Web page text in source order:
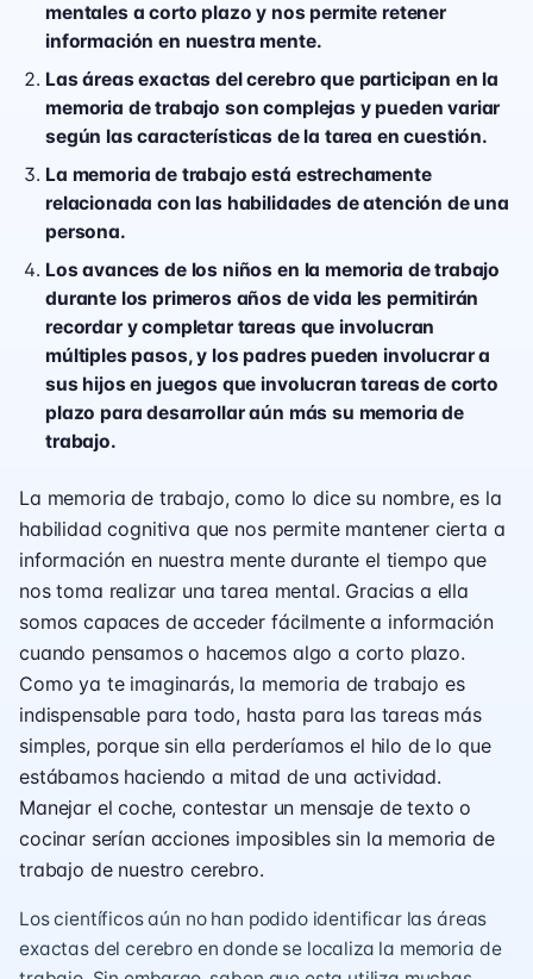
mentales a corto plazo y nos permite retener
información en nuestra mente.
Las áreas exactas del cerebro que participan en la
memoria de trabajo son complejas y pueden variar
según las características de la tarea en cuestión.
La memoria de trabajo está estrechamente
relacionada con las habilidades de atención de una
persona.
Los avances de los niños en la memoria de trabajo
durante los primeros años de vida les permitirán
recordar y completar tareas que involucran
múltiples pasos, y los padres pueden involucrar a
sus hijos en juegos que involucran tareas de corto
plazo para desarrollar aún más su memoria de
trabajo.
La memoria de trabajo, como lo dice su nombre, es la
habilidad cognitiva que nos permite mantener cierta a
información en nuestra mente durante el tiempo que
nos toma realizar una tarea mental. Gracias a ella
somos capaces de acceder fácilmente a información
cuando pensamos o hacemos algo a corto plazo.
Como ya te imaginarás, la memoria de trabajo es
indispensable para todo, hasta para las tareas más
simples, porque sin ella perderíamos el hilo de lo que
estábamos haciendo a mitad de una actividad.
Manejar el coche, contestar un mensaje de texto o
cocinar serían acciones imposibles sin la memoria de
trabajo de nuestro cerebro.
Los científicos aún no han podido identificar las áreas
exactas del cerebro en donde se localiza la memoria de